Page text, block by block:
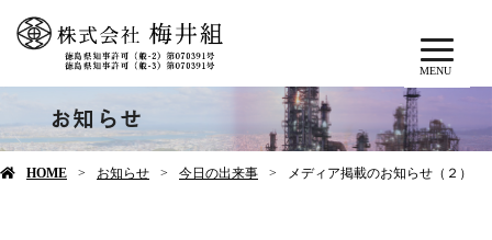
MENU
お知らせ
HOME お知らせ 今日の出来事 メディア掲載のお知らせ（２）